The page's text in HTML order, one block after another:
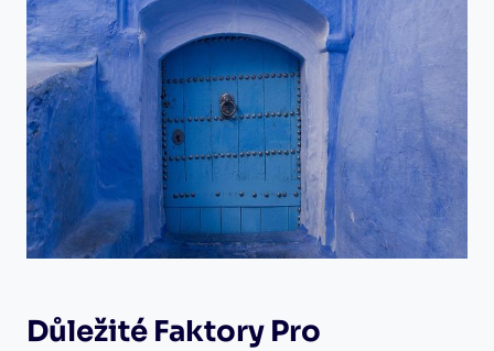
Důležité Faktory Pro